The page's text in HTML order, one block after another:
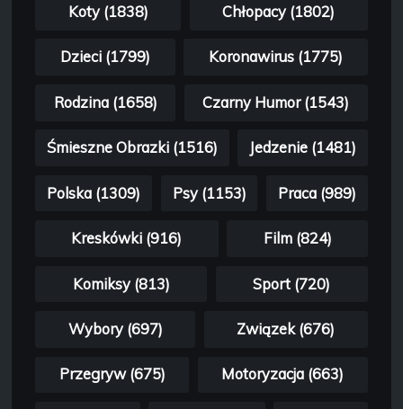
Koty (1838) Chłopacy (1802)
Dzieci (1799) Koronawirus (1775)
Rodzina (1658) Czarny Humor (1543)
Śmieszne Obrazki (1516) Jedzenie (1481)
Polska (1309) Psy (1153) Praca (989)
Kreskówki (916) Film (824)
Komiksy (813) Sport (720)
Wybory (697) Związek (676)
Przegryw (675) Motoryzacja (663)